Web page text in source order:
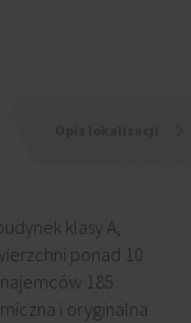
klasy A,
ponad 10
185
i oryginalna